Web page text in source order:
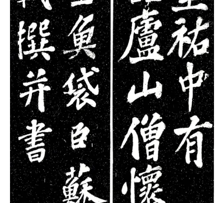
高
清
水
彩
|
水
彩
画
家
高
清
素
描
|
素
描